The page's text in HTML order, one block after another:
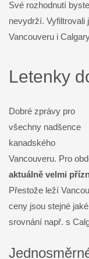
Své rozhodnutí
nevydrží. Vyfiltrovali
Vancouveru i
Letenky
Dobré zprávy pro
všechny nadšence
kanadského
Vancouveru. Pro
aktuálně velmi
Přestože leží
ceny jsou stejné
srovnání např. s